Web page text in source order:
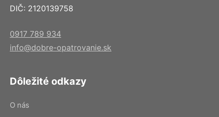
DIČ: 2120139758
0917 789 934
info@dobre-opatrovanie.sk
Dôležité odkazy
O nás